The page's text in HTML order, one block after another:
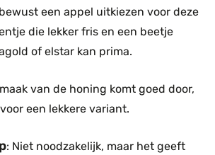
een appel uitkiezen voor deze
die lekker fris en een beetje
of elstar kan prima.
van de honing komt goed door,
een lekkere variant.
: Niet noodzakelijk, maar het geeft